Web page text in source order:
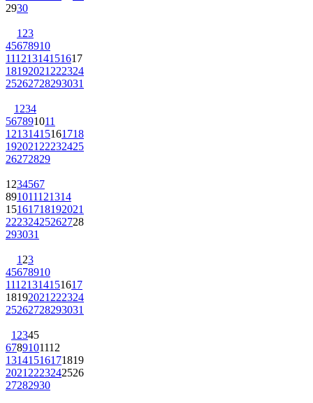
2930
1 23
45678910
11121314151617
18192021 222324
25262728293031
1 234
567891011
12131415161718
192021 22232425
26272829
1 234567
891011121314
15161718192021
22232425262728
293031
1 23
45678910
11121314151617
18192021 222324
25262728293031
1 2345
6789101112
13141516171819
2021 2223242526
27282930